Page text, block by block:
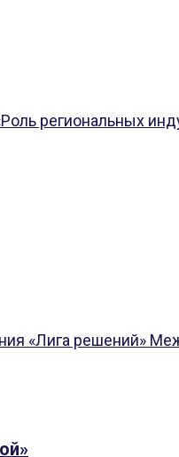
региональных
«Лига решений»